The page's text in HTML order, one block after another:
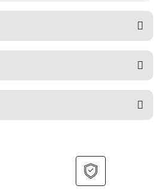
Yorum Yaz
formunu kullanarak tarafımıza
ederiz.